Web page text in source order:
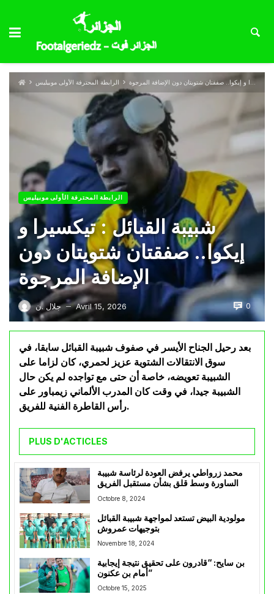
الرابطة المحترفة الأولى موبيليس شبيبة القبائل : تيكسيرا و إيكوا.. صفقتان شتويتان دون الإضافة المرجوة
الرابطة المحترفة الأولى موبيليس
شبيبة القبائل : تيكسيرا و
إيكوا.. صفقتان شتويتان دون
الإضافة المرجوة
جلال .ن — Avril 15, 2026 0
بعد رحيل الجناح الأيسر في صفوف شبيبة القبائل سابقا، في
سوق الانتقالات الشتوية عزيز لحمري، كان لزاما على
الشبيبة تعويضه، خاصة أن حتى مع تواجده لم يكن حال
الشبيبة جيدا، في وقت كان المدرب الألماني زيمباور على
رأس القاطرة الفنية للفريق.
PLUS D'ACTICLES
محمد زرواطي يرفض العودة لرئاسة شبيبة
الساورة وسط قلق بشأن مستقبل الفريق
Octobre 8, 2024
مولودية البيض تستعد لمواجهة شبيبة القبائل
بتوجيهات عمروش
Novembre 18, 2024
بن سايح: “قادرون على تحقيق نتيجة إيجابية
أمام بن عكنون”
Octobre 15, 2025